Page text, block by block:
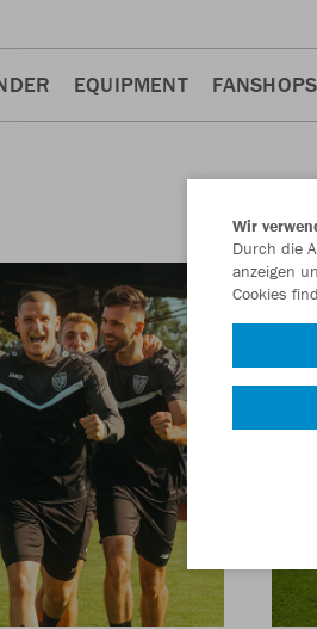
EQUIPMENT FANSHOPS
Wir
Durch die
anzeigen
Cookies